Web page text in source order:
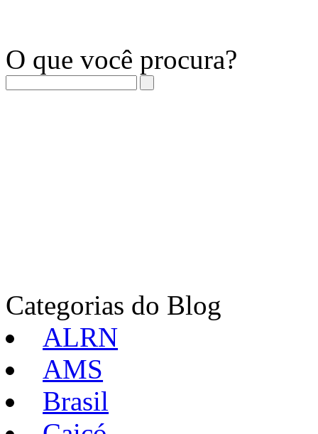
O que você procura?
Categorias do Blog
ALRN
AMS
Brasil